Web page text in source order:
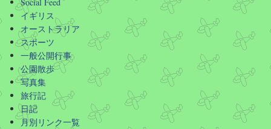
イギリス
オーストラリア
スポーツ
一般公開行事
公園散歩
写真集
旅行記
日記
月別リンク一覧